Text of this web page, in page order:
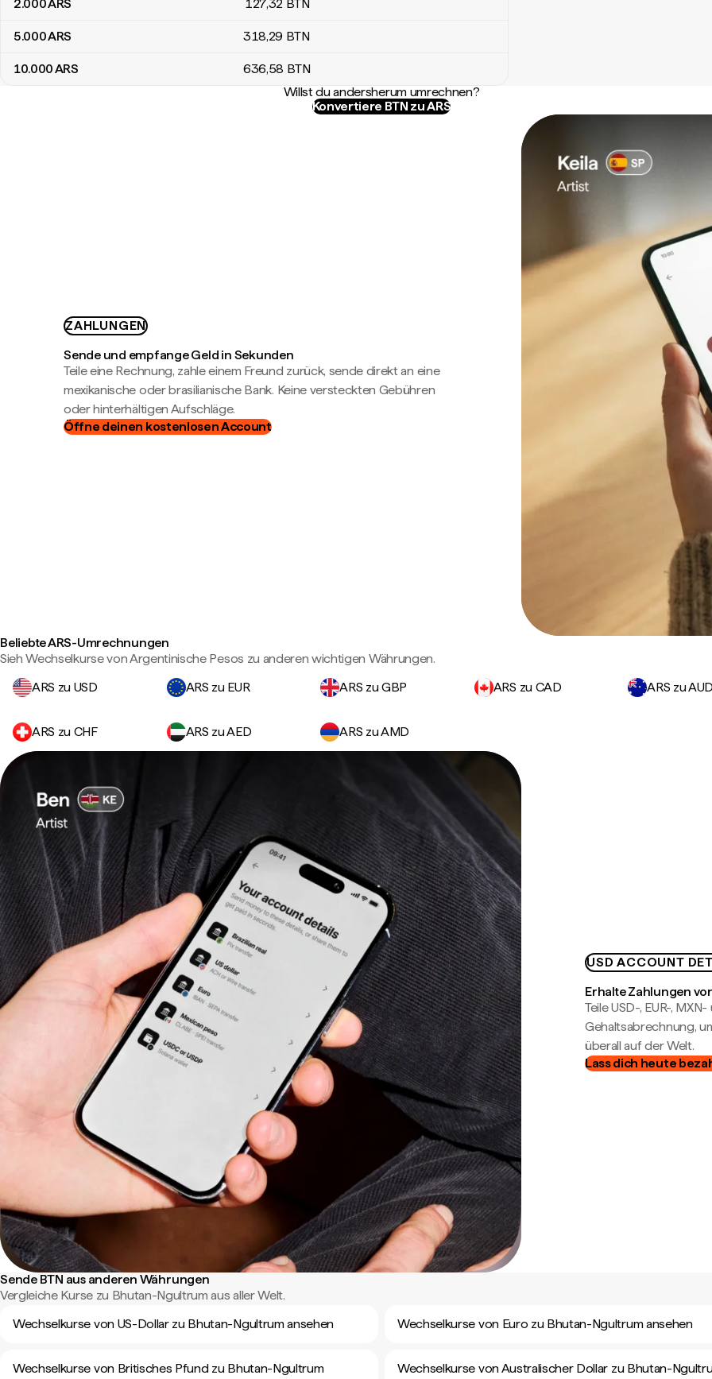
2.000ARS 127,32 BTN
5.000ARS 318,29 BTN
10.000ARS 636,58 BTN
Willst du andersherum umrechnen?
Konvertiere BTN zu ARS
ZAHLUNGEN
Sende und empfange Geld in Sekunden
Teile eine Rechnung, zahle einem Freund zurück, sende direkt an eine
mexikanische oder brasilianische Bank. Keine versteckten Gebühren
oder hinterhältigen Aufschläge.
Öffne deinen kostenlosen Account
Beliebte ARS-Umrechnungen
Sieh Wechselkurse von Argentinische Pesos zu anderen wichtigen Währungen.
ARS zu USD
ARS zu EUR ARS zu GBP ARS zu CAD ARS zu
ARS zu CHF ARS zu AED ARS zu AMD
USD ACCOUNT
Erhalte Zahlungen
Teile USD-, EUR-,
Gehaltsabrechnung,
überall auf der Welt.
Lass dich heute
Sende BTN aus anderen Währungen
Vergleiche Kurse zu Bhutan-Ngultrum aus aller Welt.
Wechselkurse von US-Dollar zu Bhutan-Ngultrum ansehen
Wechselkurse von Euro zu Bhutan-Ngultrum ansehen
Wechselkurse von Britisches Pfund zu Bhutan-Ngultrum
Wechselkurse von Australischer Dollar zu Bhutan-